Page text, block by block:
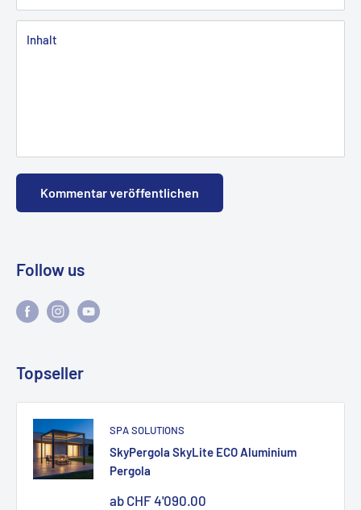
Inhalt
Kommentar veröffentlichen
Follow us
Topseller
SPA SOLUTIONS
SkyPergola SkyLite ECO Aluminium
Pergola
Sonderpreis
ab CHF 4'090.00